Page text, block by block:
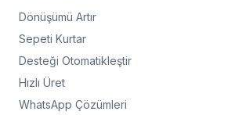
Dönüşümü Artır
Sepeti Kurtar
Desteği Otomatikleştir
Hızlı Üret
WhatsApp Çözümleri